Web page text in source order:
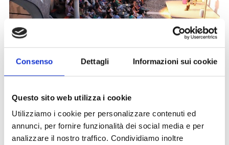
Consenso Dettagli Informazioni sui cookie
Questo sito web utilizza i cookie
Utilizziamo i cookie per personalizzare contenuti ed
annunci, per fornire funzionalità dei social media e per
analizzare il nostro traffico. Condividiamo inoltre
Teatro/film/spettacoli
28/07 - 25/08/2026
Silandro